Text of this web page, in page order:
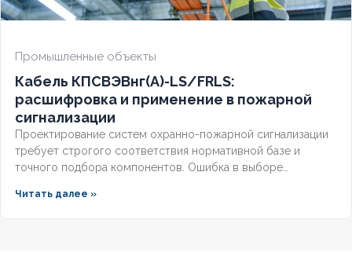
Промышленные объекты
Кабель КПСВЭВнг(А)-LS/FRLS:
расшифровка и применение в пожарной
сигнализации
Проектирование систем охранно-пожарной сигнализации
требует строгого соответствия нормативной базе и
точного подбора компонентов. Ошибка в выборе
задымлении или массовым ложным срабатываниям из-за
Читать далее »